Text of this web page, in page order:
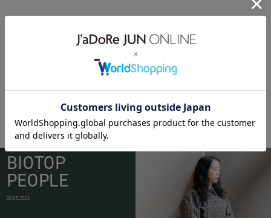
1stpat-rn WEAR
BIOTOP
PEOPLE
20.05.2026